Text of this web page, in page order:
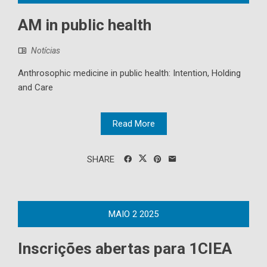
AM in public health
Notícias
Anthrosophic medicine in public health: Intention, Holding
and Care
Read More
SHARE
MAIO 2 2025
Inscrições abertas para 1CIEA